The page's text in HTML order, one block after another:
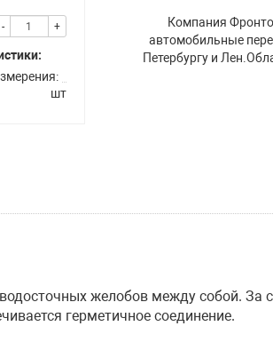
- +
шт
Компания
автомобильные
Петербургу и
желобов между собой. За
герметичное соединение.